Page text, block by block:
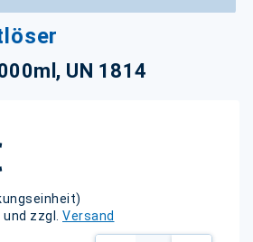
UN 1814
zzgl. Versand